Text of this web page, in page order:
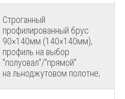
Строганный
профилированный брус
90×140мм (140×140мм),
профиль на выбор
"полуовал"/"прямой"
на льноджутовом полотне;